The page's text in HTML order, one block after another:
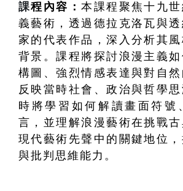
課程內容：本課程聚焦十九
義藝術，透過德拉克洛瓦與
家的代表作品，深入分析其
背景。課程將探討浪漫主義
構圖、強烈情感表達與對自然
反映當時社會、政治與哲學思
時將學習如何解讀畫面符號
言，並理解浪漫藝術在挑戰古
現代藝術先聲中的關鍵地位
與批判思維能力。